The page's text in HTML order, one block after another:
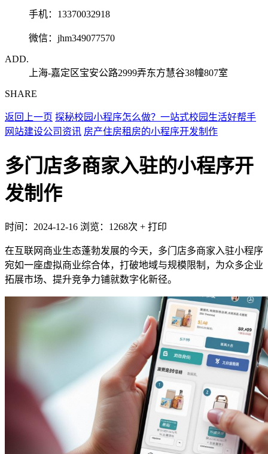
手机：13370032918
微信：jhm349077570
ADD.
上海-嘉定区宝安公路2999弄东方慧谷38幢807室
SHARE
返回上一页 探秘校园小程序怎么做？一站式校园生活好帮手
网站建设公司资讯 房产住房租房的小程序开发制作
多门店多商家入驻的小程序开
发制作
时间：2024-12-16 浏览：1268次 + 打印
在互联网商业生态蓬勃发展的今天，多门店多商家入驻小程序
宛如一座虚拟商业综合体，打破地域与规模限制，为众多企业
拓展市场、提升竞争力铺就数字化新径。